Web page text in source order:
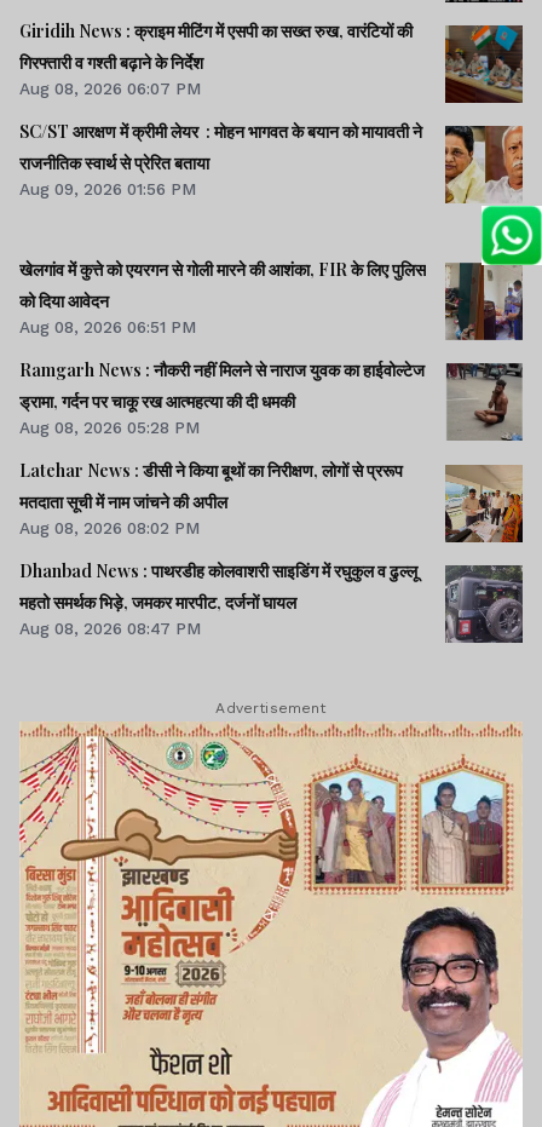
Giridih News : क्राइम मीटिंग में एसपी का सख्त रुख, वारंटियों की
गिरफ्तारी व गश्ती बढ़ाने के निर्देश
Aug 08, 2026 06:07 PM
SC/ST आरक्षण में क्रीमी लेयर : मोहन भागवत के बयान को मायावती ने
राजनीतिक स्वार्थ से प्रेरित बताया
Aug 09, 2026 01:56 PM
खेलगांव में कुत्ते को एयरगन से गोली मारने की आशंका, FIR के लिए पुलिस
को दिया आवेदन
Aug 08, 2026 06:51 PM
Ramgarh News : नौकरी नहीं मिलने से नाराज युवक का हाईवोल्टेज
ड्रामा, गर्दन पर चाकू रख आत्महत्या की दी धमकी
Aug 08, 2026 05:28 PM
Latehar News : डीसी ने किया बूथों का निरीक्षण, लोगों से प्ररूप
मतदाता सूची में नाम जांचने की अपील
Aug 08, 2026 08:02 PM
Dhanbad News : पाथरडीह कोलवाशरी साइडिंग में रघुकुल व ढुल्लू
महतो समर्थक भिड़े, जमकर मारपीट, दर्जनों घायल
Aug 08, 2026 08:47 PM
Advertisement